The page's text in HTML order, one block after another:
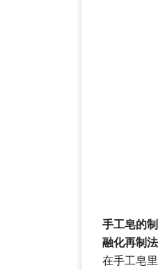
手工皂的
融化再制
在手工皂